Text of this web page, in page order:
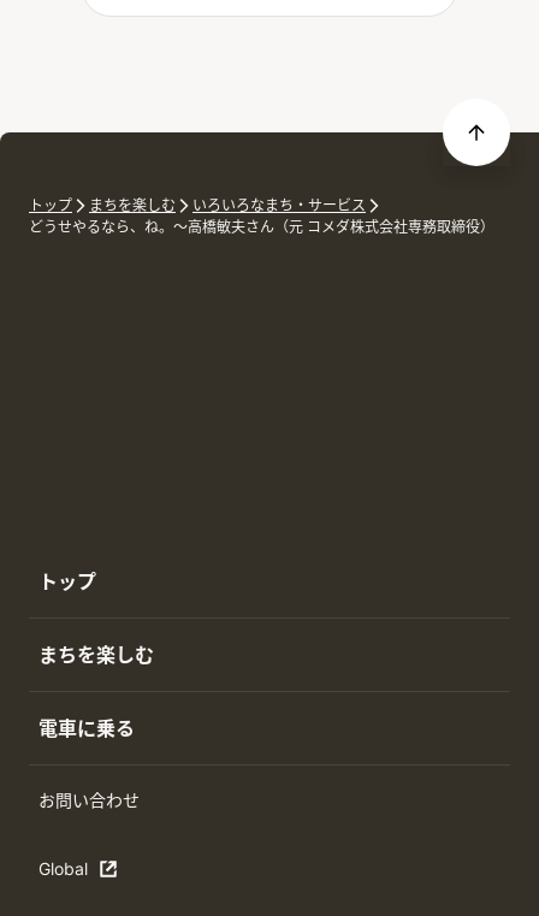
トップ まちを楽しむ
いろいろなまち・サービス
どうせやるなら、ね。～高橋敏夫さん（元 コメダ株式会社専務取締役）
トップ
まちを楽しむ
電車に乗る
お問い合わせ
Global